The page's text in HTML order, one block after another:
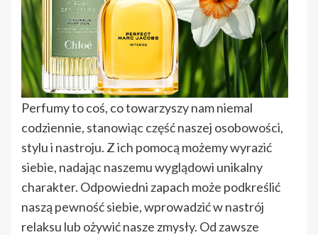
Perfumy to coś, co towarzyszy nam niemal
codziennie, stanowiąc część naszej osobowości,
stylu i nastroju. Z ich pomocą możemy wyrazić
siebie, nadając naszemu wyglądowi unikalny
charakter. Odpowiedni zapach może podkreślić
naszą pewność siebie, wprowadzić w nastrój
relaksu lub ożywić nasze zmysły. Od zawsze